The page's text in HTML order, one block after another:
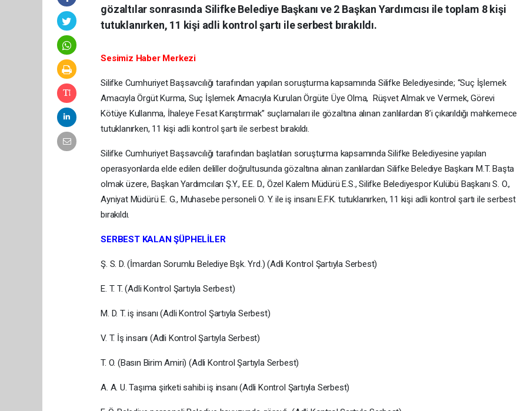
gözaltılar sonrasında Silifke Belediye Başkanı ve 2 Başkan Yardımcısı ile toplam 8 kişi
tutuklanırken, 11 kişi adli kontrol şartı ile serbest bırakıldı.
Sesimiz Haber Merkezi
Silifke Cumhuriyet Başsavcılığı tarafından yapılan soruşturma kapsamında Silifke Belediyesinde; “Suç İşlemek
Amacıyla Örgüt Kurma, Suç İşlemek Amacıyla Kurulan Örgüte Üye Olma, Rüşvet Almak ve Vermek, Görevi
Kötüye Kullanma, İhaleye Fesat Karıştırmak” suçlamaları ile gözaltına alınan zanlılardan 8’i çıkarıldığı mahkemece
tutuklanırken, 11 kişi adli kontrol şartı ile serbest bırakıldı.
Silifke Cumhuriyet Başsavcılığı tarafından başlatılan soruşturma kapsamında Silifke Belediyesine yapılan
operasyonlarda elde edilen deliller doğrultusunda gözaltına alınan zanlılardan Silifke Belediye Başkanı M.T. Başta
olmak üzere, Başkan Yardımcıları Ş.Y., E.E. D., Özel Kalem Müdürü E.S., Silifke Belediyespor Kulübü Başkanı S. O.,
Ayniyat Müdürü E. G., Muhasebe personeli O. Y. ile iş insanı E.F.K. tutuklanırken, 11 kişi adli kontrol şartı ile serbest
bırakıldı.
SERBEST KALAN ŞÜPHELİLER
Ş. S. D. (İmardan Sorumlu Belediye Bşk. Yrd.) (Adli Kontrol Şartıyla Serbest)
E. T. T. (Adli Kontrol Şartıyla Serbest)
M. D. T. iş insanı (Adli Kontrol Şartıyla Serbest)
V. T. İş insanı (Adli Kontrol Şartıyla Serbest)
T. O. (Basın Birim Amiri) (Adli Kontrol Şartıyla Serbest)
A. A. U. Taşıma şirketi sahibi iş insanı (Adli Kontrol Şartıyla Serbest)